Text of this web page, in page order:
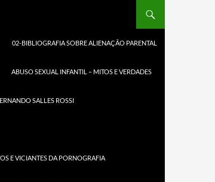
02-BIBLIOGRAFIA SOBRE ALIENAÇÃO PARENTAL
ABUSO SEXUAL INFANTIL – MITOS E VERDADES
SALLES ROSSI
E VICIANTES DA PORNOGRAFIA